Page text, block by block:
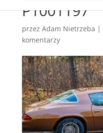
P1001197
przez Adam Nietrzeba |
komentarzy